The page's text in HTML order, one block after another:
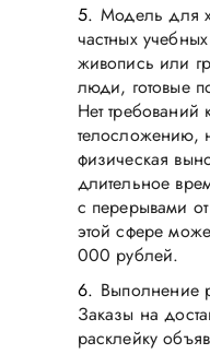
Модель для
частных
живопись или
люди, готовые
Нет требований
телосложению,
физическая
длительное
с перерывами
этой сфере
000 рублей.
Выполнение
Заказы на
расклейку